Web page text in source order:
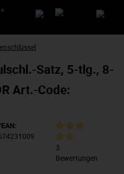
Satz, 5-tlg., 8-
Art.-Code:
3
Bewertungen